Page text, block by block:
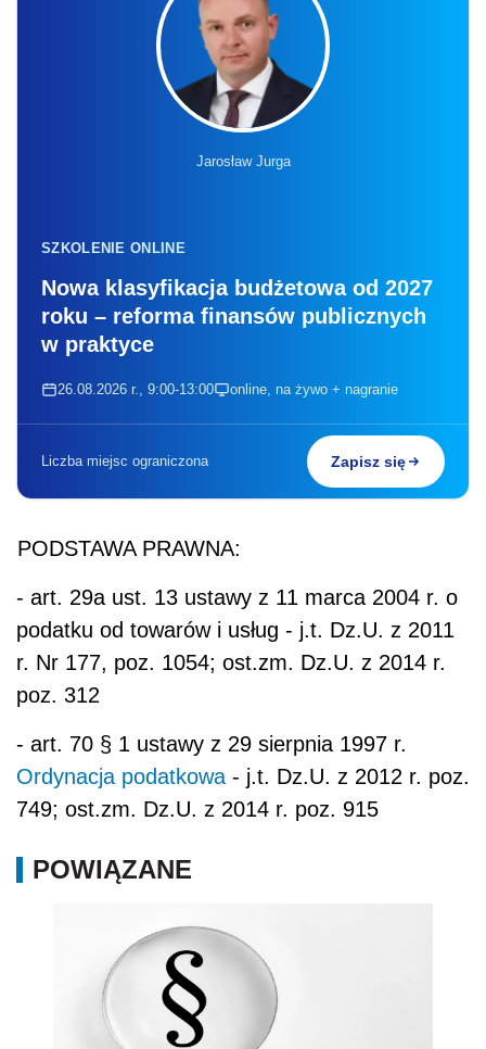
Jarosław Jurga
SZKOLENIE ONLINE
Nowa klasyfikacja budżetowa od 2027
roku – reforma finansów publicznych
w praktyce
26.08.2026 r., 9:00-13:00 online, na żywo + nagranie
Liczba miejsc ograniczona Zapisz się
PODSTAWA PRAWNA:
- art. 29a ust. 13 ustawy z 11 marca 2004 r. o
podatku od towarów i usług - j.t. Dz.U. z 2011
r. Nr 177, poz. 1054; ost.zm. Dz.U. z 2014 r.
poz. 312
- art. 70 § 1 ustawy z 29 sierpnia 1997 r.
Ordynacja podatkowa - j.t. Dz.U. z 2012 r. poz.
749; ost.zm. Dz.U. z 2014 r. poz. 915
POWIĄZANE